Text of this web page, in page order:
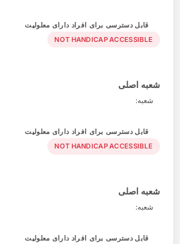
قابل دسترسی برای افراد دارای معلولیت
NOT HANDICAP ACCESSIBLE
شعبه اصلی
شعبه:
قابل دسترسی برای افراد دارای معلولیت
NOT HANDICAP ACCESSIBLE
شعبه اصلی
شعبه:
قابل دسترسی برای افراد دارای معلولیت